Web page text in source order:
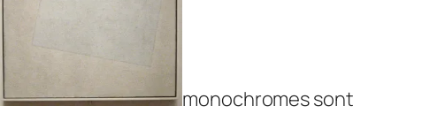
monochromes sont